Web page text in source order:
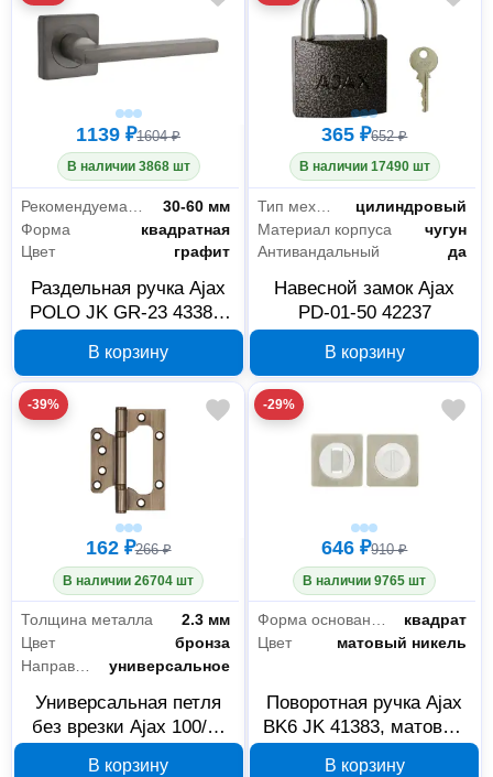
1139 ₽1604 ₽
В наличии 3868 шт
30-60 мм
Форма
квадратная
Цвет
графит
Раздельная ручка Ajax
POLO JK GR-23 43383,
В корзину
365 ₽652 ₽
В наличии 17490 шт
Тип механизма секретности
цилиндровый
Материал корпуса
чугун
Антивандальный
да
Навесной замок Ajax
PD-01-50 42237
В корзину
-39%
162 ₽266 ₽
В наличии 26704 шт
Толщина металла
2.3 мм
Цвет
бронза
универсальное
Универсальная петля
без врезки Ajax 100/P-
В корзину
-29%
646 ₽910 ₽
В наличии 9765 шт
Форма основания
квадрат
Цвет
матовый никель
Поворотная ручка Ajax
BK6 JK 41383, матовый
В корзину